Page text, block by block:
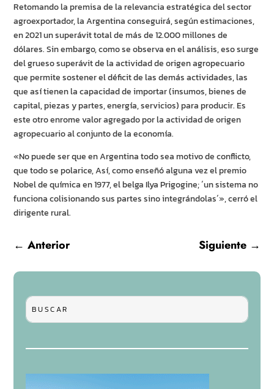
Retomando la premisa de la relevancia estratégica del sector
agroexportador, la Argentina conseguirá, según estimaciones,
en 2021 un superávit total de más de 12.000 millones de
dólares. Sin embargo, como se observa en el análisis, eso surge
del grueso superávit de la actividad de origen agropecuario
que permite sostener el déficit de las demás actividades, las
que así tienen la capacidad de importar (insumos, bienes de
capital, piezas y partes, energía, servicios) para producir. Es
este otro enrome valor agregado por la actividad de origen
agropecuario al conjunto de la economía.
«No puede ser que en Argentina todo sea motivo de conflicto,
que todo se polarice, Así, como enseñó alguna vez el premio
Nobel de química en 1977, el belga Ilya Prigogine; ´un sistema no
funciona colisionando sus partes sino integrándolas´», cerró el
dirigente rural.
←Anterior Siguiente→